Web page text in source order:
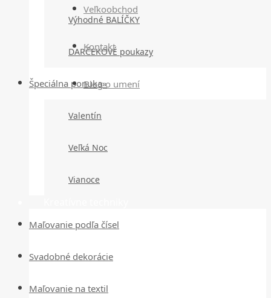
Veľkoobchod
Kontakt
Blog o umení
Výhodné BALÍČKY
DARČEKOVÉ poukazy
Špeciálna ponuka»
Valentín
Veľká Noc
Vianoce
Maľovanie podľa čísel
Svadobné dekorácie
Maľovanie na textil